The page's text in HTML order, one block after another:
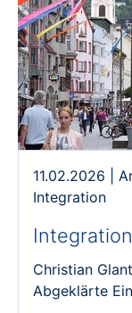
11.02.2026
Integration
Christian
Abgeklärte